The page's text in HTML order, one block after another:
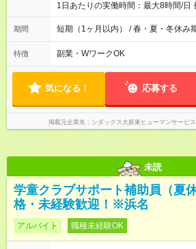
1日あたりの実働時間：最大8時間/日
・7:30～18:30 (内実働5h～) ⭐
木、金 ⭐その他シフト制・週2日～
５日での勤務可能なら大歓迎♪ ♪お気
期間 短期（1ヶ月以内） / 春・夏・冬休み
特徴 副業・WワークOK
気になる！ 応募する
掲載元企業名 シダックス大新東ヒューマンサービ
未読
学童クラブサポート補助員（夏
格・未経験歓迎！※浜名
アルバイト 職種未経験OK